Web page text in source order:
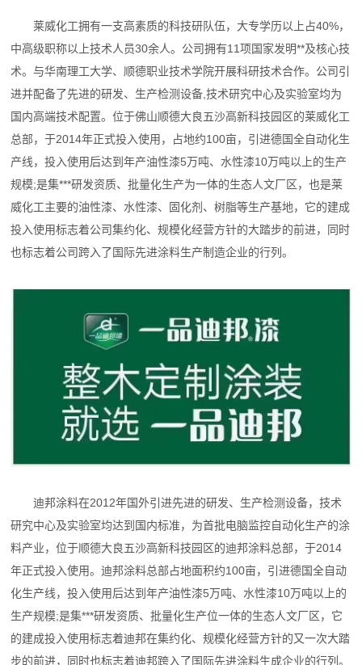
莱威化工拥有一支高素质的科技研队伍，大专学历以上占40%，
中高级职称以上技术人员30余人。公司拥有11项国家发明**及核心技
术。与华南理工大学、顺德职业技术学院开展科研技术合作。公司引
进并配备了先进的研发、生产检测设备,技术研究中心及实验室均为
国内高端技术配置。位于佛山顺德大良五沙高新科技园区的莱威化工
总部，于2014年正式投入使用，占地约100亩，引进德国全自动化生
产线，投入使用后达到年产油性漆5万吨、水性漆10万吨以上的生产
规模;是集***研发资质、批量化生产为一体的生态人文厂区，也是莱
威化工主要的油性漆、水性漆、固化剂、树脂等生产基地，它的建成
投入使用标志着公司集约化、规模化经营方针的大踏步的前进，同时
也标志着公司跨入了国际先进涂料生产制造企业的行列。
迪邦涂料在2012年国外引进先进的研发、生产检测设备，技术
研究中心及实验室均达到国内标准，为首批电脑监控自动化生产的涂
料产业，位于顺德大良五沙高新科技园区的迪邦涂料总部，于2014
年正式投入使用。迪邦涂料总部占地面积约100亩，引进德国全自动
化生产线，投入使用后达到年产油性漆5万吨、水性漆10万吨以上的
生产规模;是集***研发资质、批量化生产位一体的生态人文厂区，它
的建成投入使用标志着迪邦在集约化、规模化经营方针的又一次大踏
步的前进，同时也标志着迪邦跨入了国际先进涂料生成企业的行列。